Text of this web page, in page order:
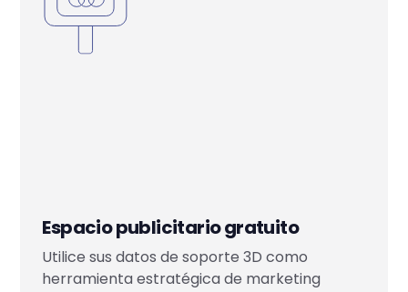
Espacio publicitario gratuito
Utilice sus datos de soporte 3D como
herramienta estratégica de marketing